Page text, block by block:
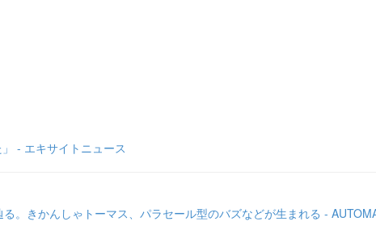
- エキサイトニュース
。きかんしゃトーマス、パラセール型のバズなどが生まれる -